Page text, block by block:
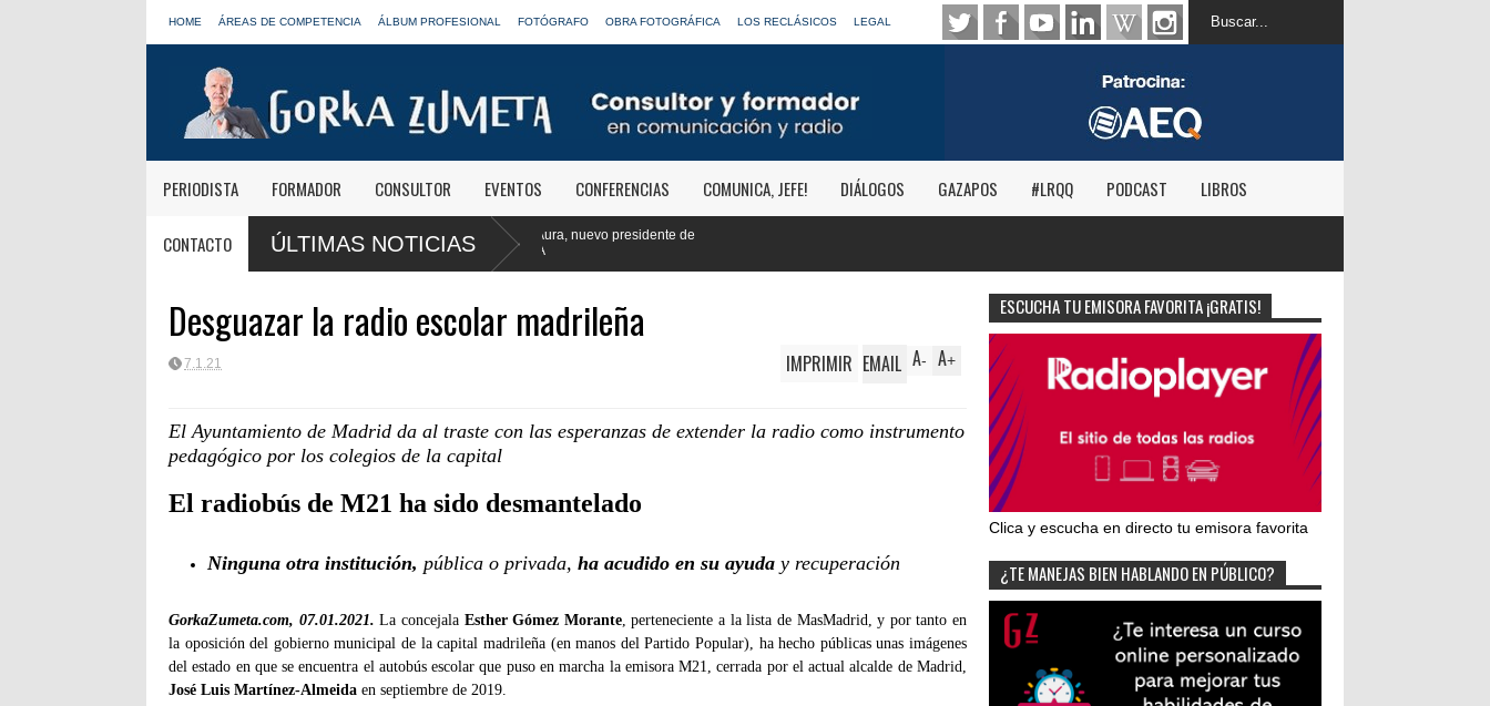
HOME ÁREAS DE COMPETENCIA ÁLBUM PROFESIONAL FOTÓGRAFO OBRA FOTOGRÁFICA LOS RECLÁSICOS LEGAL
PERIODISTA FORMADOR CONSULTOR EVENTOS CONFERENCIAS COMUNICA, JEFE! DIÁLOGOS GAZAPOS #LRQQ PODCAST LIBROS
CONTACTO ÚLTIMAS NOTICIAS
el futuro de Radio 3 y Radio
Paco Aura, nuevo presidente de
FORTA
Desguazar la radio escolar madrileña
7.1.21 A+
A-
IMPRIMIR EMAIL
El Ayuntamiento de Madrid da al traste con las esperanzas de extender la radio como instrumento
pedagógico por los colegios de la capital
El radiobús de M21 ha sido desmantelado
Ninguna otra institución, pública o privada, ha acudido en su ayuda y recuperación
GorkaZumeta.com, 07.01.2021. La concejala Esther Gómez Morante, perteneciente a la lista de MasMadrid, y por tanto en
la oposición del gobierno municipal de la capital madrileña (en manos del Partido Popular), ha hecho públicas unas imágenes
del estado en que se encuentra el autobús escolar que puso en marcha la emisora M21, cerrada por el actual alcalde de Madrid,
José Luis Martínez-Almeida en septiembre de 2019.
ESCUCHA TU EMISORA FAVORITA ¡GRATIS!
Clica y escucha en directo tu emisora favorita
¿TE MANEJAS BIEN HABLANDO EN PÚBLICO?